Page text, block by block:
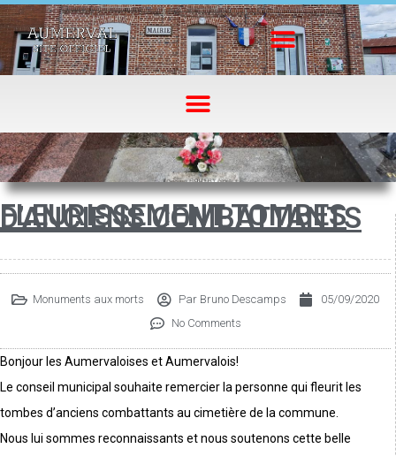
FLEURISSEMENT TOMBES
D’ANCIENS COMBATTANTS
Monuments aux morts Par Bruno Descamps
05/09/2020
No Comments
Bonjour les Aumervaloises et Aumervalois!
Le conseil municipal souhaite remercier la personne qui fleurit les
tombes d’anciens combattants au cimetière de la commune.
Nous lui sommes reconnaissants et nous soutenons cette belle